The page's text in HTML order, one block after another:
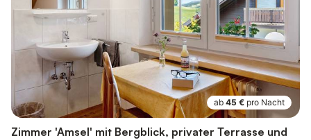
ab 45 € pro Nacht
Zimmer 'Amsel' mit Bergblick, privater Terrasse und